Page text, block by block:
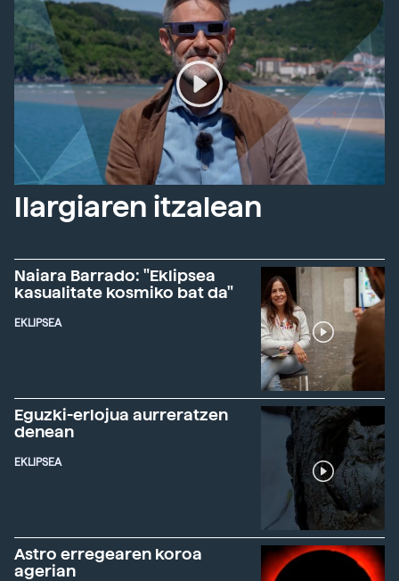
Ilargiaren itzalean
Naiara Barrado: "Eklipsea
kasualitate kosmiko bat da"
EKLIPSEA
Eguzki-erlojua aurreratzen
denean
EKLIPSEA
Astro erregearen koroa
agerian